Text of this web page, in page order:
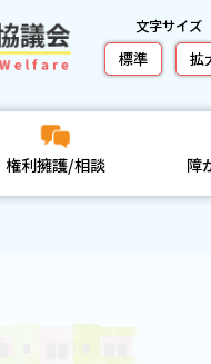
文字サイズ
標準 拡
権利擁護/相談 障